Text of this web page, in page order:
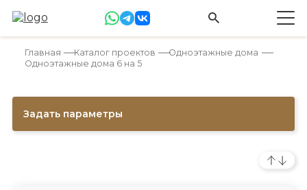
Главная Каталог проектов
Одноэтажные дома
Одноэтажные дома 6 на 5
Задать параметры